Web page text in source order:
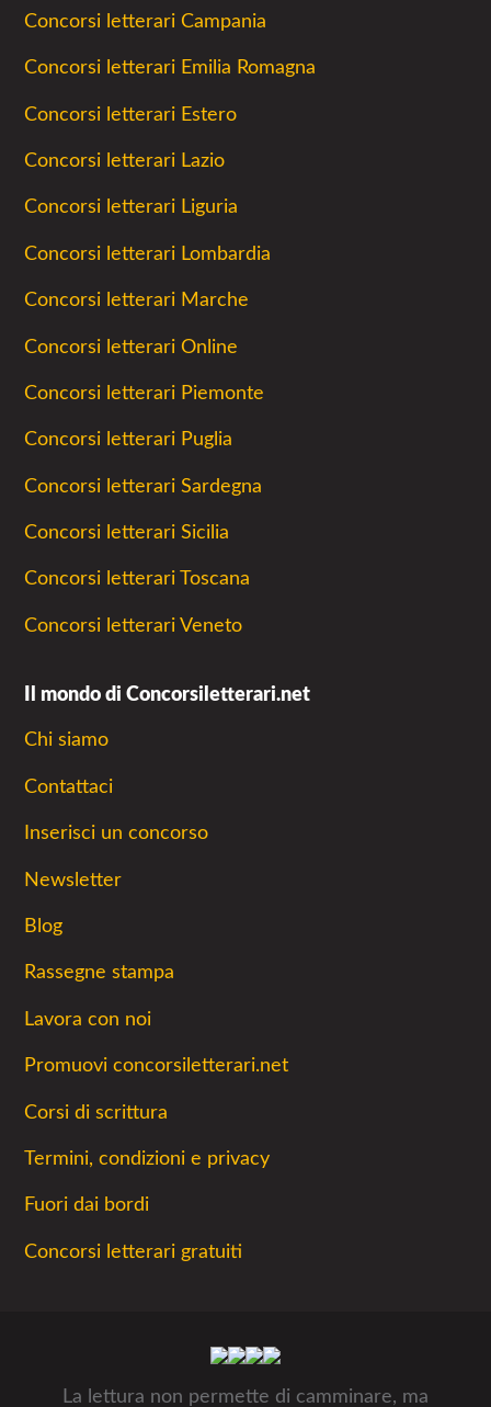
Concorsi letterari Campania
Concorsi letterari Emilia Romagna
Concorsi letterari Estero
Concorsi letterari Lazio
Concorsi letterari Liguria
Concorsi letterari Lombardia
Concorsi letterari Marche
Concorsi letterari Online
Concorsi letterari Piemonte
Concorsi letterari Puglia
Concorsi letterari Sardegna
Concorsi letterari Sicilia
Concorsi letterari Toscana
Concorsi letterari Veneto
Il mondo di Concorsiletterari.net
Chi siamo
Contattaci
Inserisci un concorso
Newsletter
Blog
Rassegne stampa
Lavora con noi
Promuovi concorsiletterari.net
Corsi di scrittura
Termini, condizioni e privacy
Fuori dai bordi
Concorsi letterari gratuiti
La lettura non permette di camminare, ma